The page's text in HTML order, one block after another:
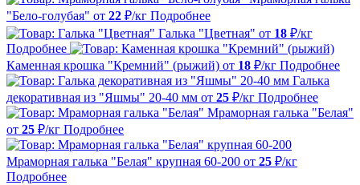
"Бело-голубая" от 22 ₽/кг Подробнее
Галька "Цветная" от 18 ₽/кг
Подробнее
Каменная крошка "Кремний" (рыжий) от 18 ₽/кг Подробнее
Галька
декоративная из "Яшмы" 20-40 мм от 25 ₽/кг Подробнее
Мраморная галька "Белая"
от 25 ₽/кг Подробнее
Мраморная галька "Белая" крупная 60-200 от 25 ₽/кг
Подробнее